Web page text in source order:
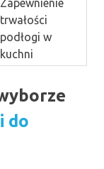
Zapewnienie
trwałości
podłogi w
kuchni
do